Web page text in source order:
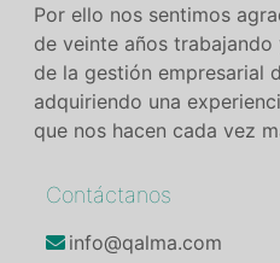
Por ello nos sentimos
de veinte años
de la gestión empresarial
adquiriendo una
que nos hacen cada vez
Contáctanos
info@qalma.com